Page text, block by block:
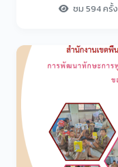
ชม 594 ครั้ง